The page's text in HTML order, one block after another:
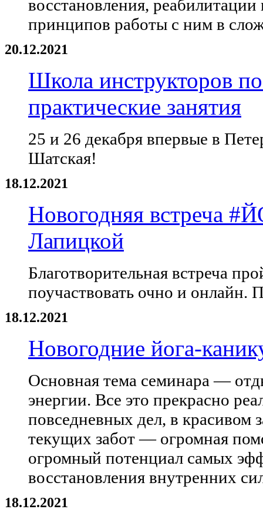
восстановления,
принципов работы с ним в
20.12.2021
Школа инструкторов
практические занятия
25 и 26 декабря впервые в
Шатская!
18.12.2021
Новогодняя встреча
Лапицкой
Благотворительная встреча
поучаствовать очно и онлайн.
18.12.2021
Новогодние йога-
Основная тема семинара —
энергии. Все это прекрасно
повседневных дел, в красивом
текущих забот — огромная
огромный потенциал самых
восстановления внутренних
18.12.2021